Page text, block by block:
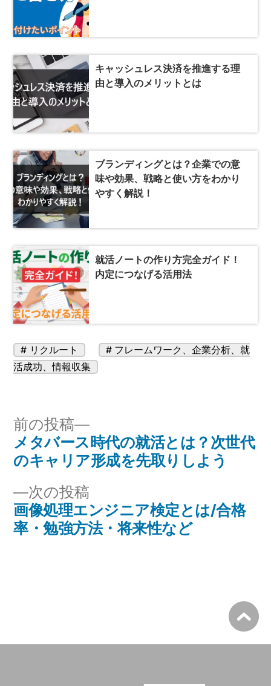
キャッシュレス決済を推進する理
由と導入のメリットとは
ブランディングとは？企業での意
味や効果、戦略と使い方をわかり
やすく解説！
就活ノートの作り方完全ガイド！
内定につなげる活用法
カ
テ
ー:
リクルート
タ
フレームワーク 、企業分析、就
活成功、情報収集
投
稿
ビ
ゲ
ン
次の投稿
の
投
画像処理エンジニア検定とは/合格
率・勉強方法・将来性など
前の投稿
前
の
投
メタバース時代の就活とは？次世代
のキャリア形成を先取りしよう